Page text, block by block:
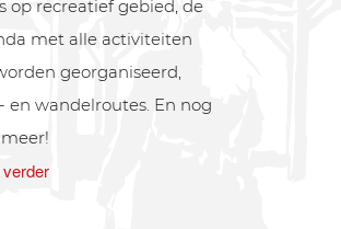
op recreatief gebied, de
met alle activiteiten
georganiseerd,
en wandelroutes. En nog